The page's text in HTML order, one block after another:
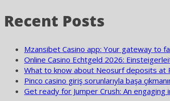
Recent Posts
Mzansibet Casino app: Your gateway to
Online Casino Echtgeld 2026:
What to know about Neosurf deposits at
Pinco casino giriş sorunlarıyla başa
Get ready for Jumper Crush: An